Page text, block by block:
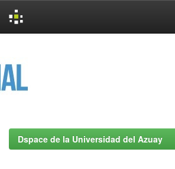
Dspace de la Universidad del Azuay